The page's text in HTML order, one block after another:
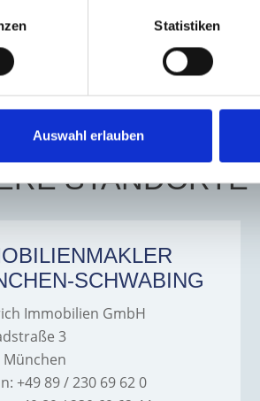
Statistiken
Auswahl erlauben
hat Bewertungen
STANDORTE
SCHWABING
Immobilien GmbH
3
München
+49 89 / 230 69 62 0